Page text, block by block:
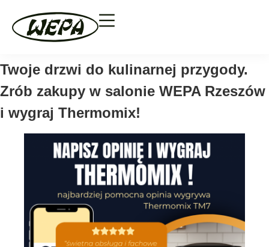
Twoje drzwi do kulinarnej przygody.
Zrób zakupy w salonie WEPA Rzeszów
i wygraj Thermomix!